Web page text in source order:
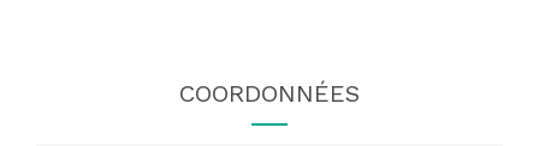
COORDONNÉES